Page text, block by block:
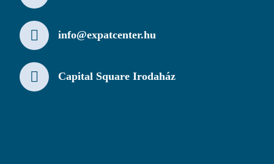
info@expatcenter.hu
Capital Square Irodaház